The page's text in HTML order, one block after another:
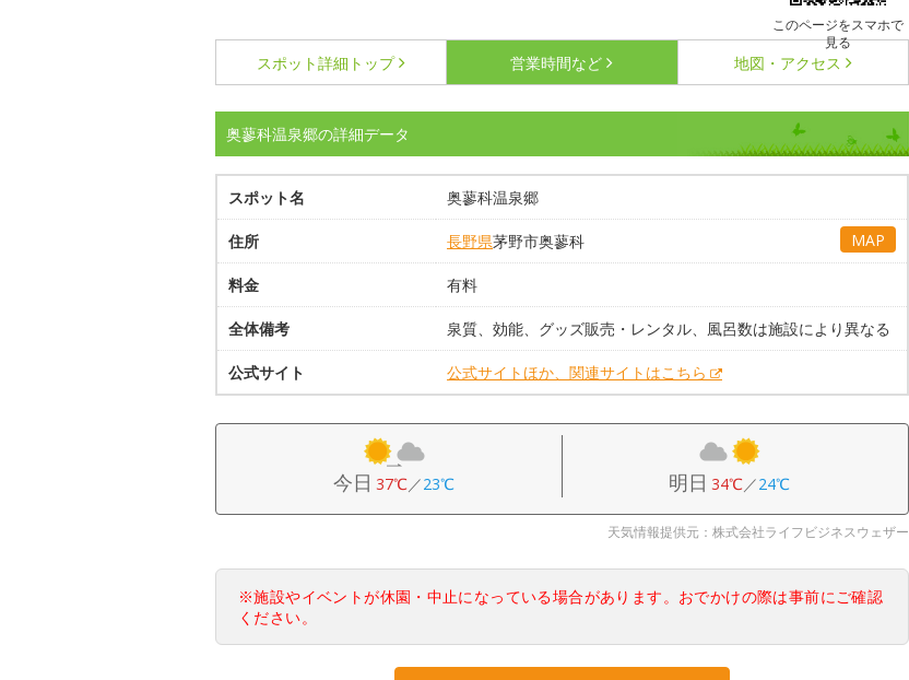
このページをスマホで
見る
スポット詳細 トップ 営業時間など 地図・アクセス
奥蓼科温泉郷の詳細データ
スポット名 奥蓼科温泉郷
住所 長野県茅野市奥蓼科 MAP
料金 有料
全体備考 泉質、効能、グッズ販売・レンタル、風呂数は施設により異なる
公式サイト 公式サイトほか、関連サイトはこちら
今日 37℃／23℃ 明日 34℃／24℃
天気情報提供元：株式会社ライフビジネスウェザー
※施設やイベントが休園・中止になっている場合があります。おでかけの際は事前にご確認
ください。